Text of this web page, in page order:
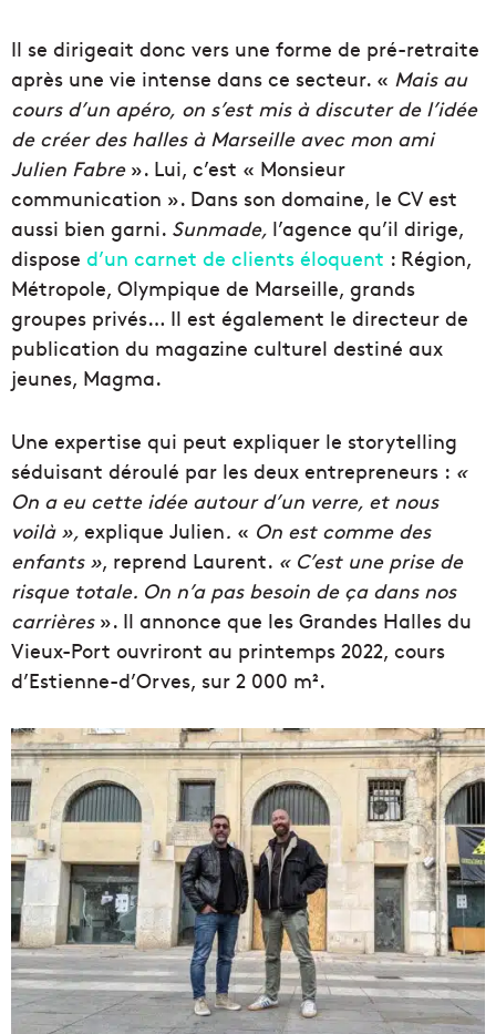
Il se dirigeait donc vers une forme de pré-retraite
après une vie intense dans ce secteur. « Mais au
cours d’un apéro, on s’est mis à discuter de l’idée
de créer des halles à Marseille avec mon ami
Julien Fabre». Lui, c’est « Monsieur
communication ». Dans son domaine, le CV est
aussi bien garni. Sunmade, l’agence qu’il dirige,
dispose d’un carnet de clients éloquent : Région,
Métropole, Olympique de Marseille, grands
groupes privés… Il est également le directeur de
publication du magazine culturel destiné aux
jeunes, Magma.
Une expertise qui peut expliquer le storytelling
séduisant déroulé par les deux entrepreneurs : «
On a eu cette idée autour d’un verre, et nous
voilà », explique Julien. « On est comme des
enfants », reprend Laurent. « C’est une prise de
risque totale. On n’a pas besoin de ça dans nos
carrières». Il annonce que les Grandes Halles du
Vieux-Port ouvriront au printemps 2022, cours
d’Estienne-d’Orves, sur 2 000 m².